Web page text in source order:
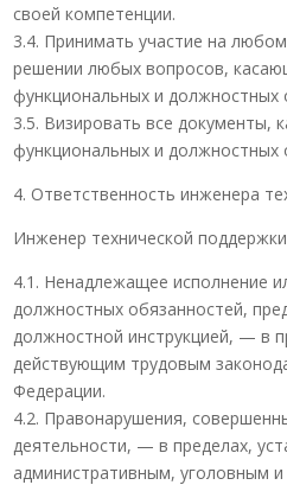
своей компетенции.
3.4. Принимать участие на
решении любых вопросов,
функциональных и должностных
3.5. Визировать все документы,
функциональных и должностных
4. Ответственность инженера
Инженер технической
4.1. Ненадлежащее исполнение
должностных обязанностей,
должностной инструкцией, — в
действующим трудовым
Федерации.
4.2. Правонарушения,
деятельности, — в пределах,
административным, уголовным